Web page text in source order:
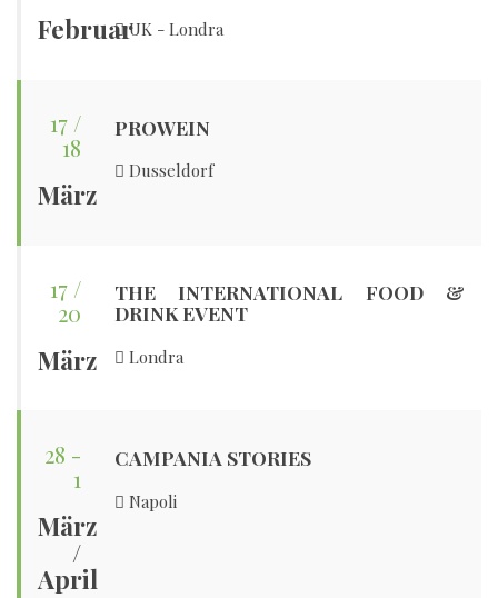
FebruarUK - Londra
17 /
18
März
PROWEIN
Dusseldorf
17 /
20
März
THE INTERNATIONAL FOOD &
DRINK EVENT
Londra
28 -
1
März
/
April
CAMPANIA STORIES
Napoli